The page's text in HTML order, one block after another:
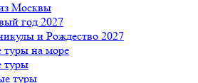
Москвы
год 2027
и Рождество 2027
туры на море
туры
туры